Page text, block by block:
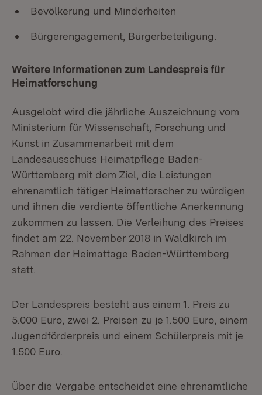
Bevölkerung und Minderheiten
Bürgerengagement, Bürgerbeteiligung.
Weitere Informationen zum Landespreis für
Heimatforschung
Ausgelobt wird die jährliche Auszeichnung vom
Ministerium für Wissenschaft, Forschung und
Kunst in Zusammenarbeit mit dem
Landesausschuss Heimatpflege Baden-
Württemberg mit dem Ziel, die Leistungen
ehrenamtlich tätiger Heimatforscher zu würdigen
und ihnen die verdiente öffentliche Anerkennung
zukommen zu lassen. Die Verleihung des Preises
findet am 22. November 2018 in Waldkirch im
Rahmen der Heimattage Baden-Württemberg
statt.
Der Landespreis besteht aus einem 1. Preis zu
5.000 Euro, zwei 2. Preisen zu je 1.500 Euro, einem
Jugendförderpreis und einem Schülerpreis mit je
1.500 Euro.
Über die Vergabe entscheidet eine ehrenamtliche